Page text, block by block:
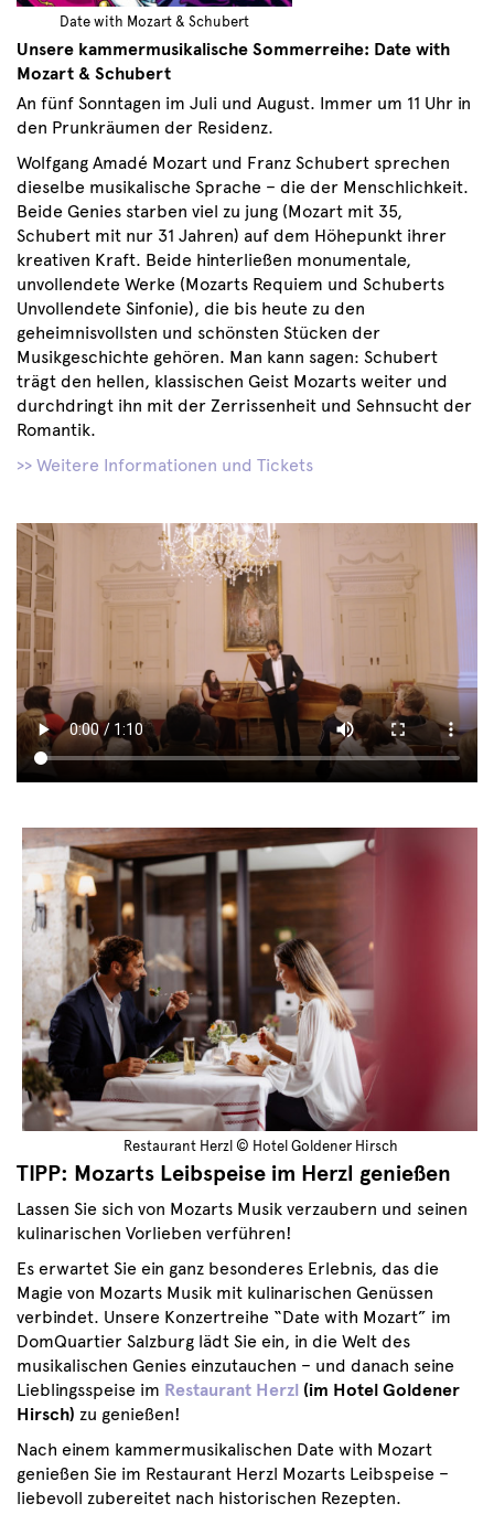
Date with Mozart & Schubert
Unsere kammermusikalische Sommerreihe: Date with
Mozart & Schubert
An fünf Sonntagen im Juli und August. Immer um 11 Uhr in
den Prunkräumen der Residenz.
Wolfgang Amadé Mozart und Franz Schubert sprechen
dieselbe musikalische Sprache – die der Menschlichkeit.
Beide Genies starben viel zu jung (Mozart mit 35,
Schubert mit nur 31 Jahren) auf dem Höhepunkt ihrer
kreativen Kraft. Beide hinterließen monumentale,
unvollendete Werke (Mozarts Requiem und Schuberts
Unvollendete Sinfonie), die bis heute zu den
geheimnisvollsten und schönsten Stücken der
Musikgeschichte gehören. Man kann sagen: Schubert
trägt den hellen, klassischen Geist Mozarts weiter und
durchdringt ihn mit der Zerrissenheit und Sehnsucht der
Romantik.
>> Weitere Informationen und Tickets
Restaurant Herzl © Hotel Goldener Hirsch
TIPP: Mozarts Leibspeise im Herzl genießen
Lassen Sie sich von Mozarts Musik verzaubern und seinen
kulinarischen Vorlieben verführen!
Es erwartet Sie ein ganz besonderes Erlebnis, das die
Magie von Mozarts Musik mit kulinarischen Genüssen
verbindet. Unsere Konzertreihe “Date with Mozart” im
DomQuartier Salzburg lädt Sie ein, in die Welt des
musikalischen Genies einzutauchen – und danach seine
Lieblingsspeise im Restaurant Herzl (im Hotel Goldener
Hirsch) zu genießen!
Nach einem kammermusikalischen Date with Mozart
genießen Sie im Restaurant Herzl Mozarts Leibspeise –
liebevoll zubereitet nach historischen Rezepten.